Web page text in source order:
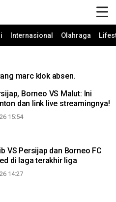
Internasional Olahraga
marc klok absen.
Borneo VS Malut: Ini
dan link live streamingnya!
15:54
VS Persijap dan Borneo FC
di laga terakhir liga
14:27